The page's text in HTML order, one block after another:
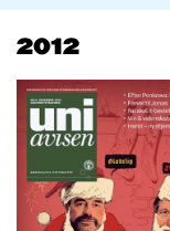
2012